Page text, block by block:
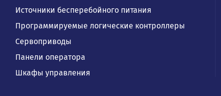
Источники бесперебойного питания
Программируемые логические контроллеры
Сервоприводы
Панели оператора
Шкафы управления